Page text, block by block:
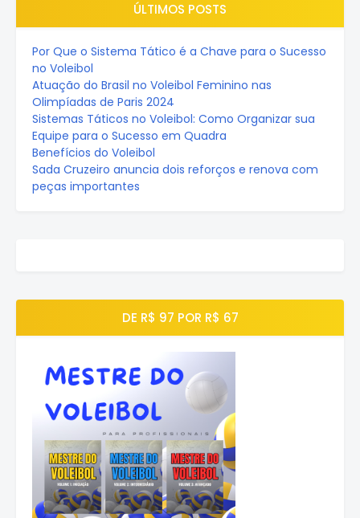
ÚLTIMOS POSTS
Por Que o Sistema Tático é a Chave para o Sucesso
no Voleibol
Atuação do Brasil no Voleibol Feminino nas
Olimpíadas de Paris 2024
Sistemas Táticos no Voleibol: Como Organizar sua
Equipe para o Sucesso em Quadra
Benefícios do Voleibol
Sada Cruzeiro anuncia dois reforços e renova com
peças importantes
DE R$ 97 POR R$ 67